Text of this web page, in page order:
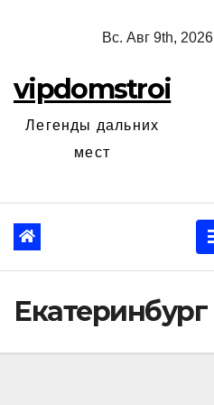
Вс. Авг 9th, 2026
vipdomstroi
Легенды дальних
мест
Екатеринбург